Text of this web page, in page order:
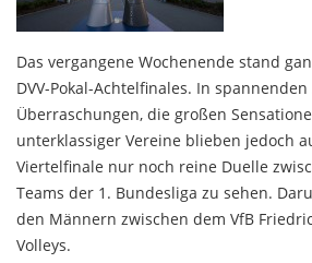
Das vergangene Wochenende stand
DVV-Pokal-Achtelfinales. In
Überraschungen, die großen
unterklassiger Vereine blieben jedoch
Viertelfinale nur noch reine Duelle
Teams der 1. Bundesliga zu sehen.
den Männern zwischen dem VfB
Volleys.